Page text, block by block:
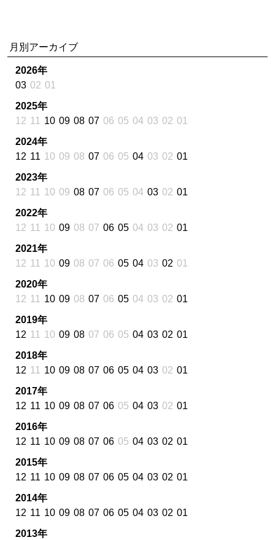
月別アーカイブ
2026年
03 02 01
2025年
12 11 10 09 08 07 06 05 04 03 02 01
2024年
12 11 10 09 08 07 06 05 04 03 02 01
2023年
12 11 10 09 08 07 06 05 04 03 02 01
2022年
12 11 10 09 08 07 06 05 04 03 02 01
2021年
12 11 10 09 08 07 06 05 04 03 02 01
2020年
12 11 10 09 08 07 06 05 04 03 02 01
2019年
12 11 10 09 08 07 06 05 04 03 02 01
2018年
12 11 10 09 08 07 06 05 04 03 02 01
2017年
12 11 10 09 08 07 06 05 04 03 02 01
2016年
12 11 10 09 08 07 06 05 04 03 02 01
2015年
12 11 10 09 08 07 06 05 04 03 02 01
2014年
12 11 10 09 08 07 06 05 04 03 02 01
2013年